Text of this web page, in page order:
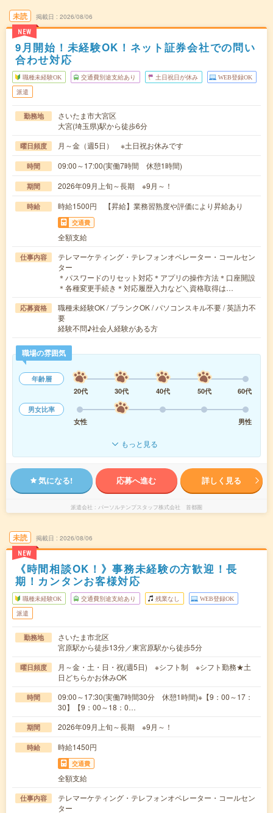
未読
NEW
掲載日 2026/08/06
9月開始！未経験OK！ネット証券会社での問い
合わせ対応
職種未経験OK 交通費別途支給あり 土日祝日が休み WEB登録OK
派遣
勤務地
さいたま市大宮区
大宮(埼玉県)駅から徒歩6分
曜日頻度 月～金（週5日） ※土日祝お休みです
時間 09:00～17:00(実働7時間 休憩1時間)
期間 2026年09月上旬～長期 ※9月～！
時給 時給1500円 【昇給】業務習熟度や評価により昇給あり
交通費
全額支給
仕事内容
テレマーケティング・テレフォンオペレーター・コールセン
ター
＊パスワードのリセット対応＊アプリの操作方法＊口座開設
＊各種変更手続き＊対応履歴入力など＼資格取得は…
応募資格
職種未経験OK / ブランクOK / パソコンスキル不要 / 英語力不
要
経験不問♪社会人経験がある方
職場の雰囲気
年齢層
20代
30代 40代 50代
60代
男女比率
女性
男性
もっと見る
気になる! 応募へ進む 詳しく見る
派遣会社 パーソルテンプスタッフ株式会社 首都圏
未読
NEW
掲載日 2026/08/06
《時間相談OK！》事務未経験の方歓迎！長
期！カンタンお客様対応
職種未経験OK 交通費別途支給あり 残業なし WEB登録OK
派遣
勤務地
さいたま市北区
宮原駅から徒歩13分／東宮原駅から徒歩5分
曜日頻度
月～金・土・日・祝(週5日) ※シフト制 ※シフト勤務★土
日どちらかお休みOK
時間
09:00～17:30(実働7時間30分 休憩1時間)※【9：00～17：
30】【9：00～18：0…
期間 2026年09月上旬～長期 ※9月～！
時給 時給1450円
交通費
全額支給
仕事内容
テレマーケティング・テレフォンオペレーター・コールセン
ター